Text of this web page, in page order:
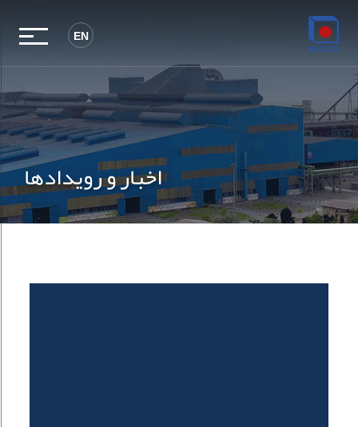
EN
اخبار و رویدادها